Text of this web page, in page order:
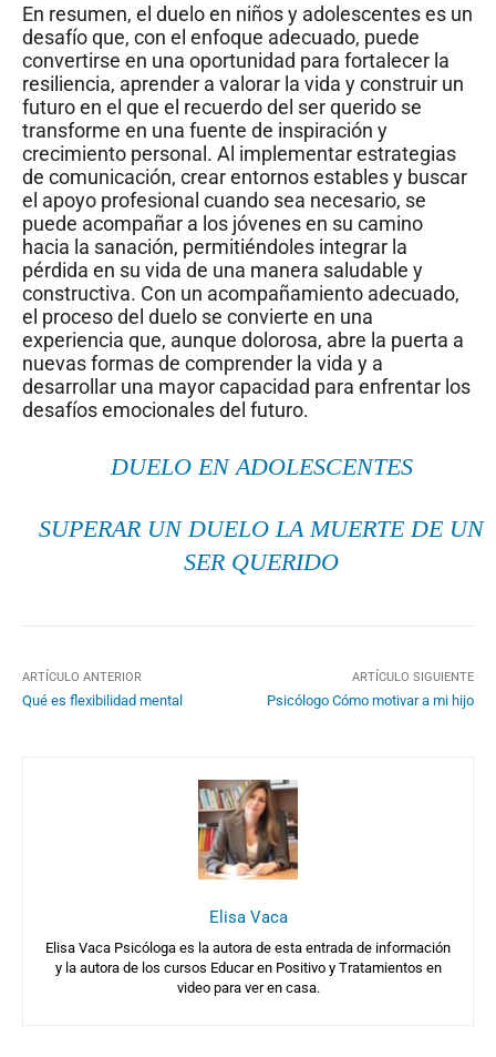
En resumen, el duelo en niños y adolescentes es un
desafío que, con el enfoque adecuado, puede
convertirse en una oportunidad para fortalecer la
resiliencia, aprender a valorar la vida y construir un
futuro en el que el recuerdo del ser querido se
transforme en una fuente de inspiración y
crecimiento personal. Al implementar estrategias
de comunicación, crear entornos estables y buscar
el apoyo profesional cuando sea necesario, se
puede acompañar a los jóvenes en su camino
hacia la sanación, permitiéndoles integrar la
pérdida en su vida de una manera saludable y
constructiva. Con un acompañamiento adecuado,
el proceso del duelo se convierte en una
experiencia que, aunque dolorosa, abre la puerta a
nuevas formas de comprender la vida y a
desarrollar una mayor capacidad para enfrentar los
desafíos emocionales del futuro.
DUELO EN ADOLESCENTES
SUPERAR UN DUELO LA MUERTE DE UN
SER QUERIDO
ARTÍCULO ANTERIOR
Qué es flexibilidad mental
ARTÍCULO SIGUIENTE
Psicólogo Cómo motivar a mi hijo
Elisa Vaca
Elisa Vaca Psicóloga es la autora de esta entrada de información
y la autora de los cursos Educar en Positivo y Tratamientos en
video para ver en casa.